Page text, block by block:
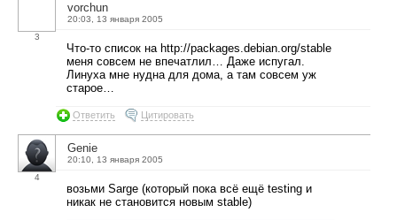
3
vorchun
20:03, 13 января 2005
Что-то список на http://packages.debian.org/stable
меня совсем не впечатлил… Даже испугал.
Линуха мне нудна для дома, а там совсем уж
старое…
Ответить Цитировать
4
Genie
20:10, 13 января 2005
возьми Sarge (который пока всё ещё testing и
никак не становится новым stable)